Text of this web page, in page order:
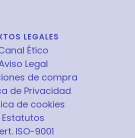
LEGALES
Ético
Legal
de compra
de Privacidad
de cookies
Estatutos
ISO-9001